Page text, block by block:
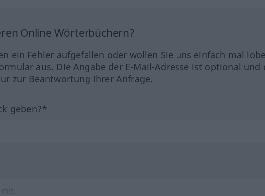
Online Wörterbüchern?
ein Fehler aufgefallen oder wollen Sie uns einfach mal
aus. Die Angabe der E-Mail-Adresse ist optional und
zur Beantwortung Ihrer Anfrage.
geben?*